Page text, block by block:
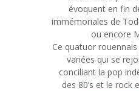
évoquent en fin
immémoriales de
ou encore
Ce quatuor
variées qui se
conciliant la pop
des 80’s et le rock